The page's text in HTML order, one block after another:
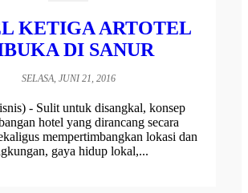
KETIGA ARTOTEL
DI SANUR
SELASA, JUNI 21, 2016
- Sulit untuk disangkal, konsep
hotel yang dirancang secara
mempertimbangkan lokasi dan
gaya hidup lokal,...